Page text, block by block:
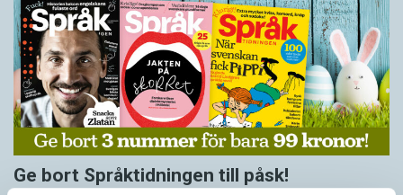
Ge bort Språktidningen till påsk!